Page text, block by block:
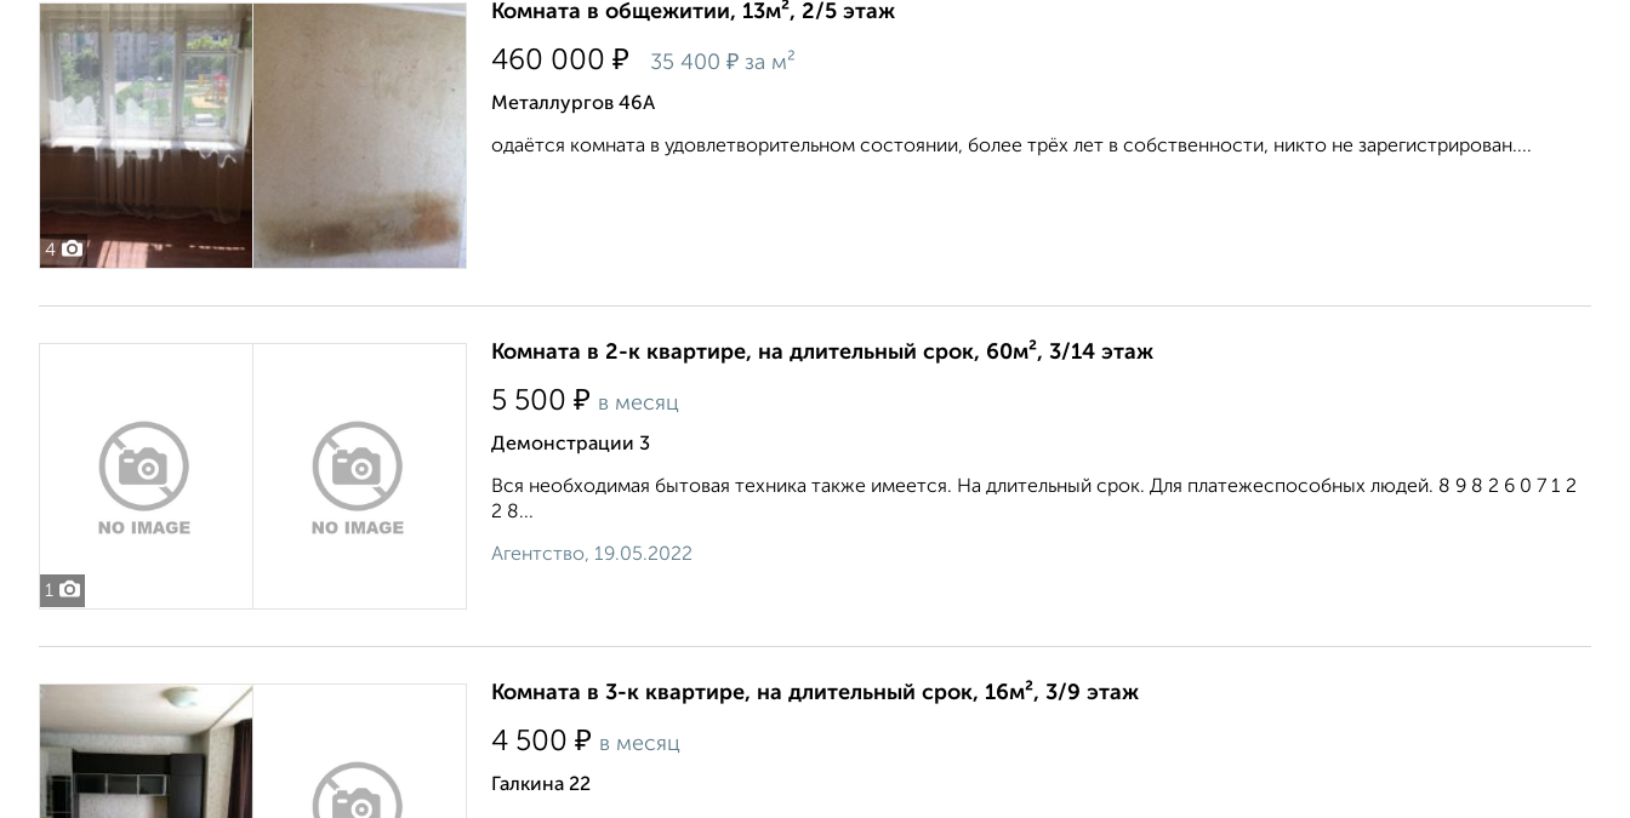
4
Комната в общежитии, 13м², 2/5 этаж
460 000 ₽ 35 400 ₽ за м²
Металлургов 46А
одаётся комната в удовлетворительном состоянии, более трёх лет в собственности, никто не зарегистрирован....
1
Комната в 2-к квартире, на длительный срок, 60м², 3/14 этаж
5 500 ₽ в месяц
Демонстрации 3
Вся необходимая бытовая техника также имеется. На длительный срок. Для платежеспособных людей. 8 9 8 2 6 0 7 1 2
2 8...
Агентство, 19.05.2022
Комната в 3-к квартире, на длительный срок, 16м², 3/9 этаж
4 500 ₽ в месяц
Галкина 22